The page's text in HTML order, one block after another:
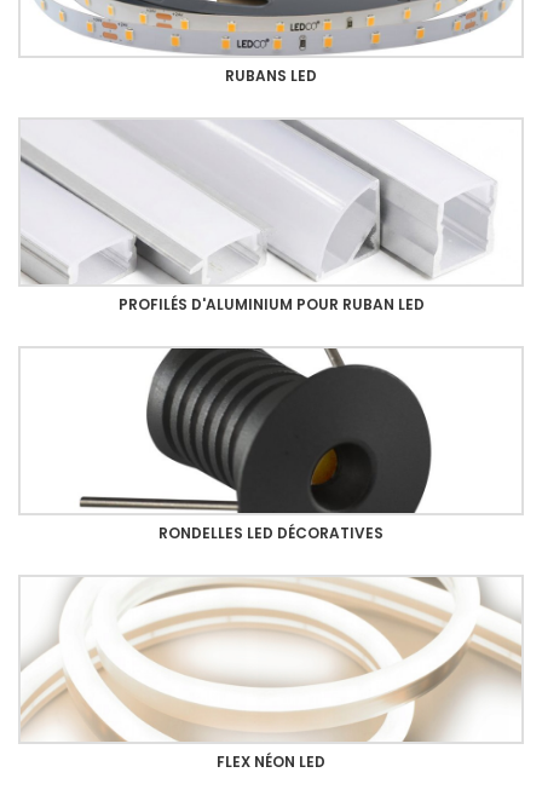
RUBANS LED
PROFILÉS D'ALUMINIUM POUR RUBAN LED
RONDELLES LED DÉCORATIVES
FLEX NÉON LED